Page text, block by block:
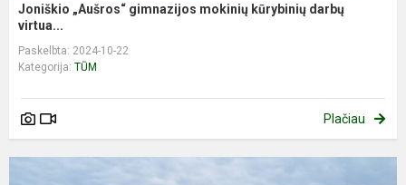
Joniškio „Aušros“ gimnazijos mokinių kūrybinių darbų
virtua...
Paskelbta: 2024-10-22
Kategorija: TŪM
Plačiau